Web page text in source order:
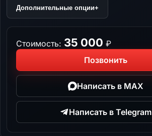
Дополнительные опции+
Стоимость: 35 000 ₽
Позвонить
Написать в MAX
Написать в Telegram